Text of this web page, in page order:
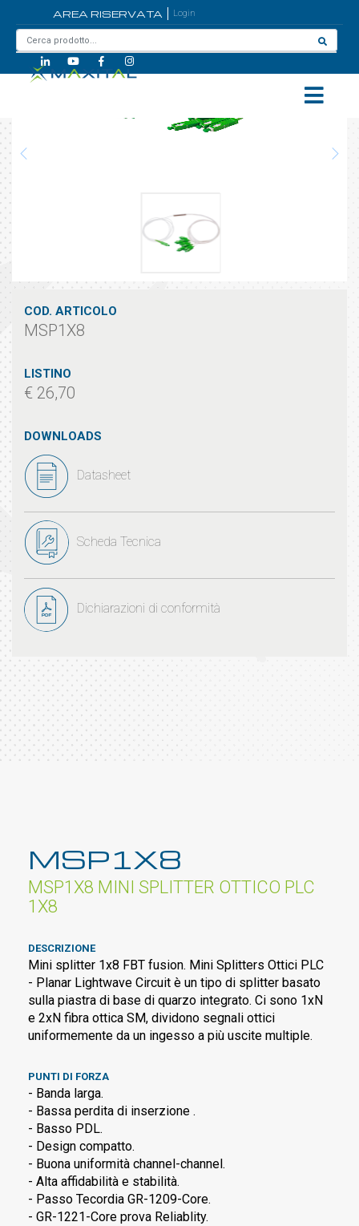
AREA RISERVATA Login
COD. ARTICOLO
MSP1X8
LISTINO
€ 26,70
DOWNLOADS
Datasheet
Scheda Tecnica
Dichiarazioni di conformità
MSP1X8
MSP1X8 MINI SPLITTER OTTICO PLC
1X8
DESCRIZIONE
Mini splitter 1x8 FBT fusion. Mini Splitters Ottici PLC
- Planar Lightwave Circuit è un tipo di splitter basato
sulla piastra di base di quarzo integrato. Ci sono 1xN
e 2xN fibra ottica SM, dividono segnali ottici
uniformemente da un ingesso a più uscite multiple.
PUNTI DI FORZA
- Banda larga.
- Bassa perdita di inserzione .
- Basso PDL.
- Design compatto.
- Buona uniformità channel-channel.
- Alta affidabilità e stabilità.
- Passo Tecordia GR-1209-Core.
- GR-1221-Core prova Reliablity.